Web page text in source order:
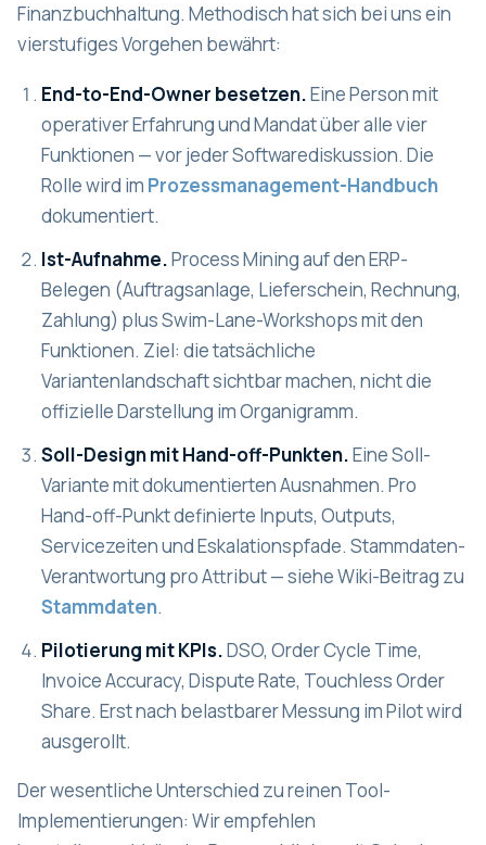
Finanzbuchhaltung. Methodisch hat sich bei uns ein
vierstufiges Vorgehen bewährt:
End-to-End-Owner besetzen.Eine Person mit
operativer Erfahrung und Mandat über alle vier
Funktionen — vor jeder Softwarediskussion. Die
Rolle wird im Prozessmanagement-Handbuch
dokumentiert.
Ist-Aufnahme.Process Mining auf den ERP-
Belegen (Auftragsanlage, Lieferschein, Rechnung,
Zahlung) plus Swim-Lane-Workshops mit den
Funktionen. Ziel: die tatsächliche
Variantenlandschaft sichtbar machen, nicht die
offizielle Darstellung im Organigramm.
Soll-Design mit Hand-off-Punkten.Eine Soll-
Variante mit dokumentierten Ausnahmen. Pro
Hand-off-Punkt definierte Inputs, Outputs,
Servicezeiten und Eskalationspfade. Stammdaten-
Verantwortung pro Attribut — siehe Wiki-Beitrag zu
Stammdaten.
Pilotierung mit KPIs.DSO, Order Cycle Time,
Invoice Accuracy, Dispute Rate, Touchless Order
Share. Erst nach belastbarer Messung im Pilot wird
ausgerollt.
Der wesentliche Unterschied zu reinen Tool-
Implementierungen: Wir empfehlen